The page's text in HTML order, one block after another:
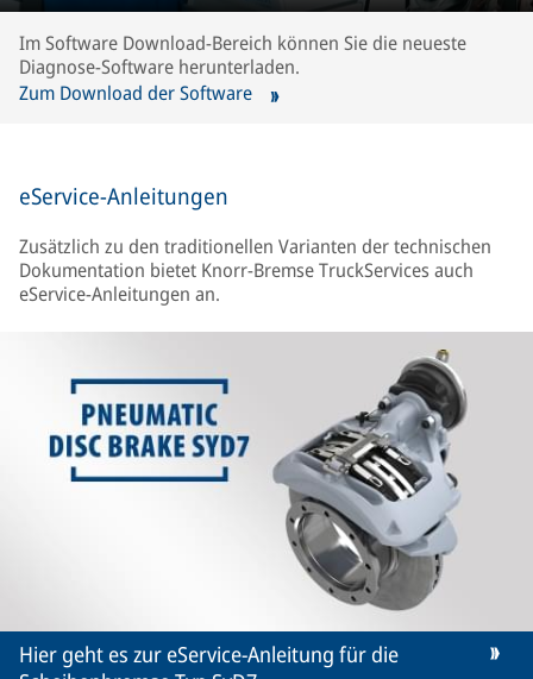
Im Software Download-Bereich können Sie die neueste
Diagnose-Software herunterladen.
Zum Download der Software
eService-Anleitungen
Zusätzlich zu den traditionellen Varianten der technischen
Dokumentation bietet Knorr-Bremse TruckServices auch
eService-Anleitungen an.
Hier geht es zur eService-Anleitung für die